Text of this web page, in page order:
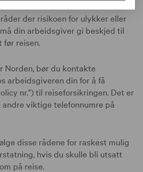
der risikoen for ulykker eller
din arbeidsgiver gi beskjed til
reisen.
Norden, bør du kontakte
arbeidsgiveren din for å få
nr.") til reiseforsikringen. Det er
viktige telefonnumre på
disse rådene for raskest mulig
hvis du skulle bli utsatt
på reise.